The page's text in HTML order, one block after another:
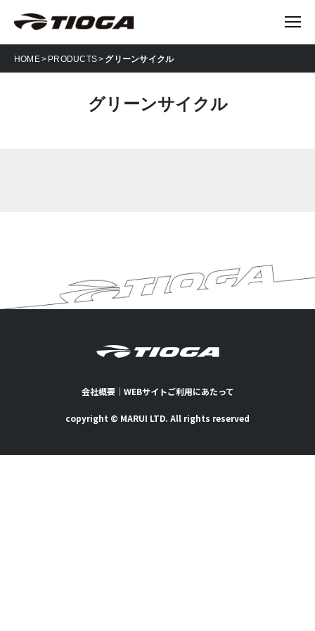
HOME PRODUCTS グリーンサイクル
グリーンサイクル
会社概要｜ WEBサイトご利用にあたって
copyright © MARUI LTD. All rights reserved